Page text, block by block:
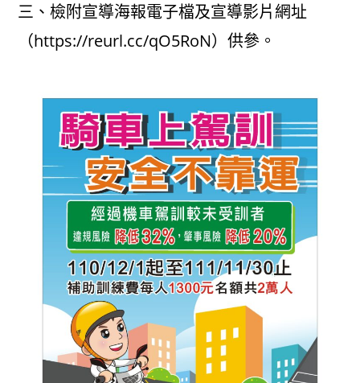
三、檢附宣導海報電子檔及宣導影片網址
（https://reurl.cc/qO5RoN）供參。